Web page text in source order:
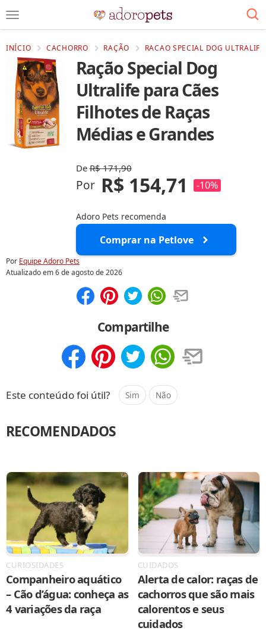
INÍCIO CACHORRO RAÇÃO RACAO SPECIAL DOG
Ração Special Dog
Ultralife para Cães
Filhotes de Raças
Médias e Grandes
DeR$ 171,90
Por R$ 154,71 -10%
Adoro Pets recomenda
Comprar na Petlove
Por Equipe Adoro Pets
Atualizado em6 de agosto de 2026
Compartilhe
Este conteúdo foi útil? Sim Não
RECOMENDADOS
CURIOSIDADES
Companheiro aquático
– Cão d’água: conheça as
4 variações da raça
CUIDADOS
Alerta de calor: raças de
cachorros que são mais
calorentos e seus
cuidados